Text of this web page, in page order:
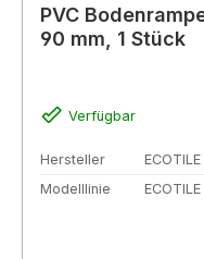
PVC
90 mm, 1 Stück
Verfügbar
Hersteller
ECOTILE
Modelllinie